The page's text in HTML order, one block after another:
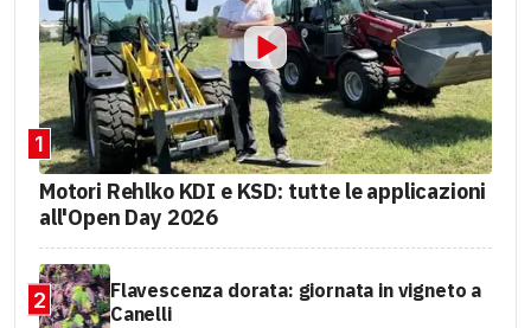
1
Motori Rehlko KDI e KSD: tutte le applicazioni
all'Open Day 2026
2
Flavescenza dorata: giornata in vigneto a
Canelli